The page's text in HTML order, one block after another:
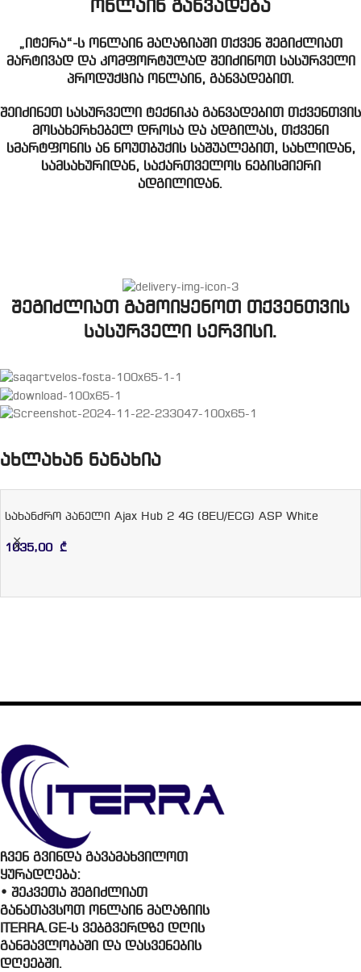
ონლაინ განვადება
„იტერა“-ს ონლაინ მაღაზიაში თქვენ შეგიძლიათ
მარტივად და კომფორტულად შეიძინოთ სასურველი
პროდუქცია ონლაინ, განვადებით.
შეიძინეთ სასურველი ტექნიკა განვადებით თქვენთვის
მოსახერხებელ დროსა და ადგილას, თქვენი
სმარტფონის ან ნოუთბუქის საშუალებით, სახლიდან,
სამსახურიდან, საქართველოს ნებისმიერი
ადგილიდან.
შეგიძლიათ გამოიყენოთ თქვენთვის
სასურველი სერვისი.
ახლახან ნანახია
სახანძრო პანელი Ajax Hub 2 4G (8EU/ECG) ASP White
1035,00 ₾
ჩვენ გვინდა გავამახვილოთ
ყურადღება:
• შეკვეთა შეგიძლიათ
განათავსოთ ონლაინ მაღაზიის
ITERRA.GE-ს ვებგვერდზე დღის
განმავლობაში და დასვენების
დღეებში.